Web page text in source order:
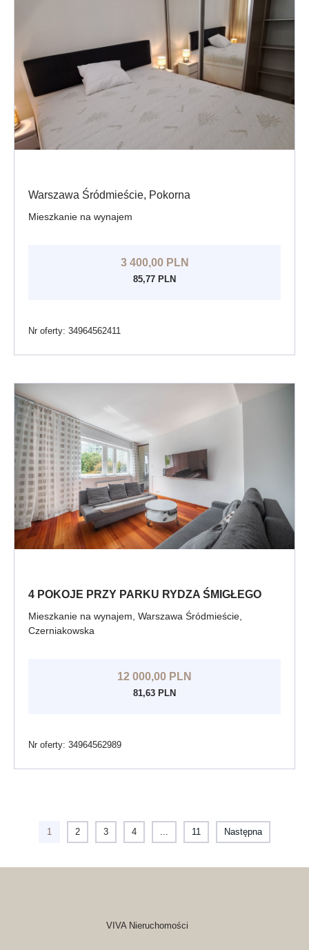
Warszawa Śródmieście, Pokorna
Mieszkanie na wynajem
3 400,00 PLN
85,77 PLN
Nr oferty: 34964562411
4 POKOJE PRZY PARKU RYDZA ŚMIGŁEGO
Mieszkanie na wynajem, Warszawa Śródmieście,
Czerniakowska
12 000,00 PLN
81,63 PLN
Nr oferty: 34964562989
1 2 3 4 ... 11 Następna
VIVA Nieruchomości